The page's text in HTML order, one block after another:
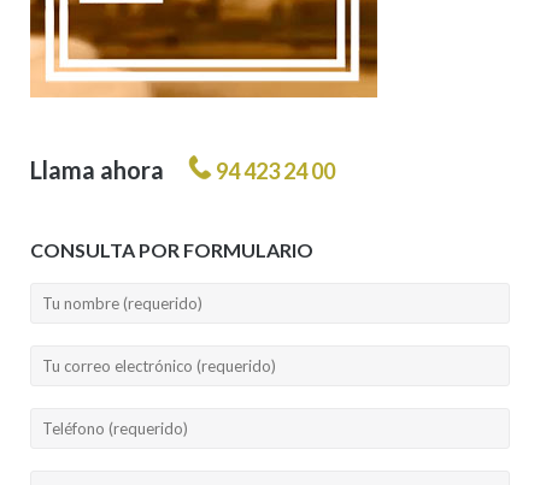
Llama ahora 94 423 24 00
CONSULTA POR FORMULARIO